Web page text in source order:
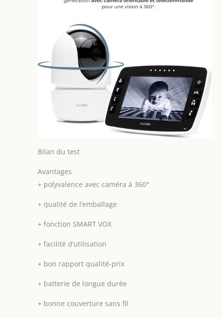
Bilan du test
Avantages
+ polyvalence avec caméra à 360°
+ qualité de l’emballage
+ fonction SMART VOX
+ facilité d’utilisation
+ bon rapport qualité-prix
+ batterie de longue durée
+ bonne couverture sans fil